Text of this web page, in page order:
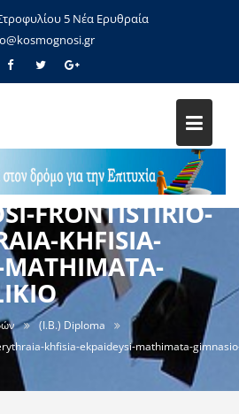
5 Νέα Ερυθραία
FRONTISTIRIO-
KHFISIA-
MATHIMATA-
(I.B.) Diploma
khfisia-ekpaideysi-mathimata-